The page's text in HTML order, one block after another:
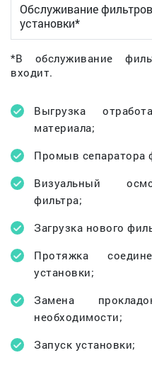
Обслуживание
установки*
*В обслуживание
входит.
Выгрузка
материала;
Промыв сепаратора
Визуальный
фильтра;
Загрузка нового
Протяжка
установки;
Замена
необходимости;
Запуск установки;